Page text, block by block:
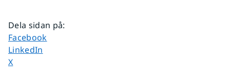
Dela sidan på:
Dela sidan på
Facebook
Dela sidan på
LinkedIn
Dela sidan på
X